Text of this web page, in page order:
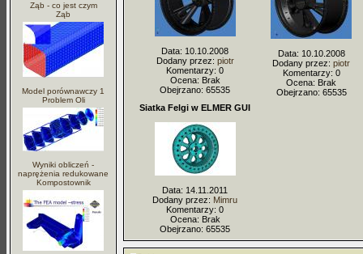
Ząb - co jest czym
Ząb
Model porównawczy 1
Problem Oli
Wyniki obliczeń -
naprężenia redukowane
Kompostownik
Data: 10.10.2008
Dodany przez: piotr
Komentarzy: 0
Ocena: Brak
Obejrzano: 65535
Data: 10.10.2008
Dodany przez: piotr
Komentarzy: 0
Ocena: Brak
Obejrzano: 65535
Siatka Felgi w ELMER GUI
Data: 14.11.2011
Dodany przez: Mimru
Komentarzy: 0
Ocena: Brak
Obejrzano: 65535